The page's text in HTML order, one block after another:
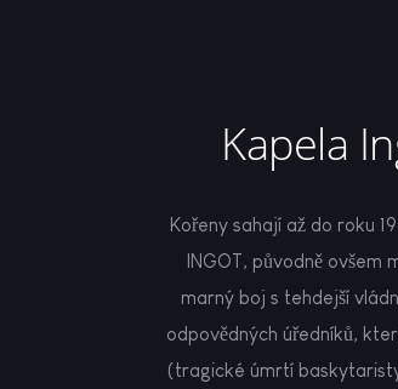
Kapela
Kořeny sahají až do roku
INGOT, původně
marný boj s tehdejší
odpovědných úředníků,
(tragické úmrtí